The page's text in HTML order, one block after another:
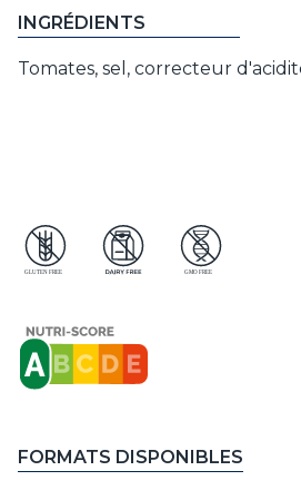
INGRÉDIENTS
Tomates, sel, correcteur
FORMATS DISPONIBLES